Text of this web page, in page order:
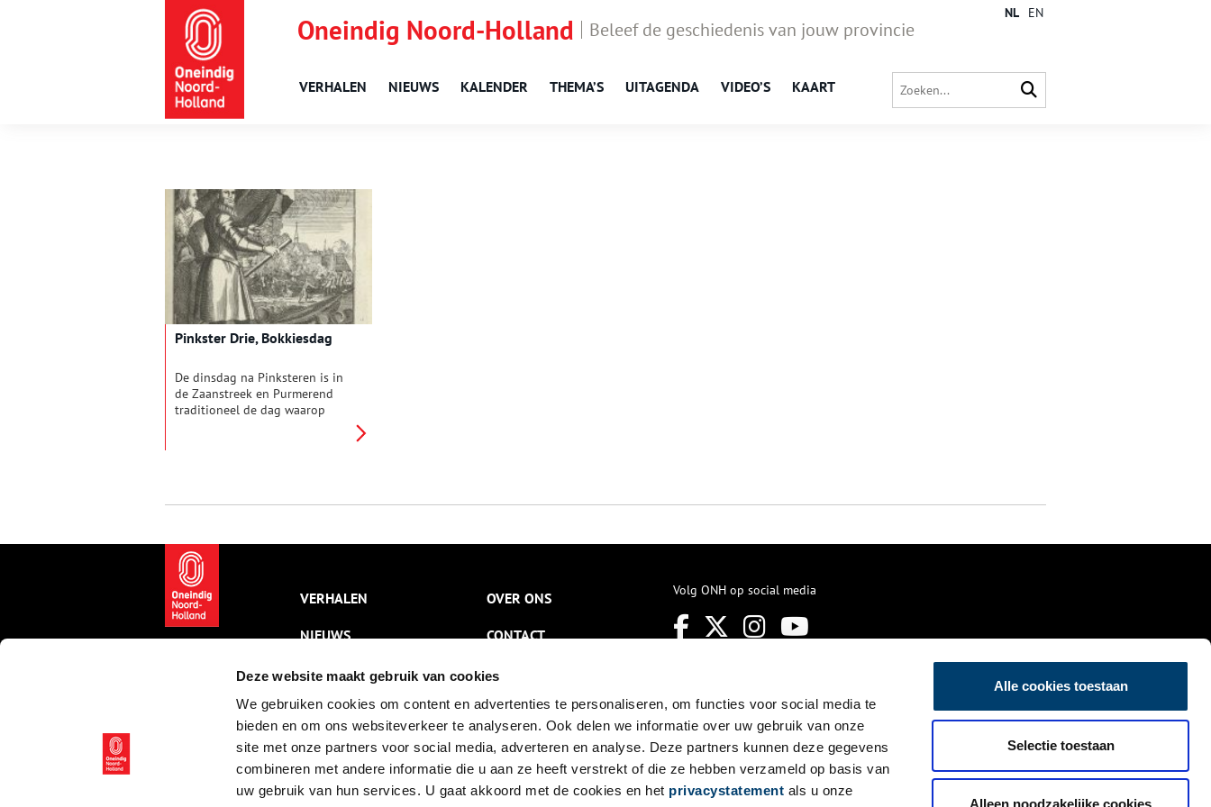
Deze website maakt gebruik van cookies
We gebruiken cookies om content en advertenties te personaliseren, om functies voor social media te
bieden en om ons websiteverkeer te analyseren. Ook delen we informatie over uw gebruik van onze
site met onze partners voor social media, adverteren en analyse. Deze partners kunnen deze gegevens
combineren met andere informatie die u aan ze heeft verstrekt of die ze hebben verzameld op basis van
uw gebruik van hun services. U gaat akkoord met de cookies en het privacystatement als u onze
Alle cookies toestaan
Selectie toestaan
Alleen noodzakelijke cookies
Oneindig Noord-Holland Beleef de geschiedenis van jouw provincie
VERHALEN NIEUWS KALENDER THEMA’S UITAGENDA VIDEO’S KAART
NL EN
Pinkster Drie, Bokkiesdag
De dinsdag na Pinksteren is in
de Zaanstreek en Purmerend
traditioneel de dag waarop
op deze dag naar Purmerend
VERHALEN
NIEUWS
KALENDER
THEMA’S
ACTIVITEITEN
VIDEO’S
OVER ONS
CONTACT
NIEUWSBRIEF
DISCLAIMER
PRIVACY
TOEGANKELIJKHEID
Volg ONH op social media